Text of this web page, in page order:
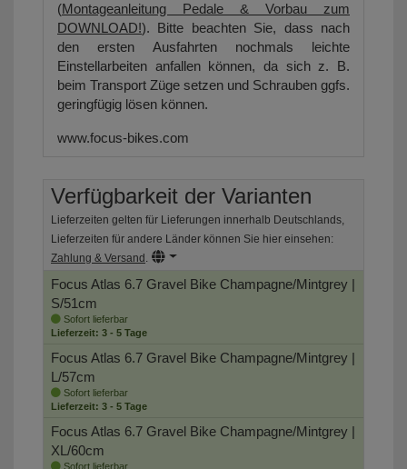
(Montageanleitung Pedale & Vorbau zum
DOWNLOAD!). Bitte beachten Sie, dass nach
den ersten Ausfahrten nochmals leichte
Einstellarbeiten anfallen können, da sich z. B.
beim Transport Züge setzen und Schrauben ggfs.
geringfügig lösen können.
www.focus-bikes.com
Verfügbarkeit der Varianten
Lieferzeiten gelten für Lieferungen innerhalb Deutschlands,
Lieferzeiten für andere Länder können Sie hier einsehen:
Zahlung & Versand .
Focus Atlas 6.7 Gravel Bike Champagne/Mintgrey |
S/51cm
Sofort lieferbar
Lieferzeit: 3 - 5 Tage
Focus Atlas 6.7 Gravel Bike Champagne/Mintgrey |
L/57cm
Sofort lieferbar
Lieferzeit: 3 - 5 Tage
Focus Atlas 6.7 Gravel Bike Champagne/Mintgrey |
XL/60cm
Sofort lieferbar